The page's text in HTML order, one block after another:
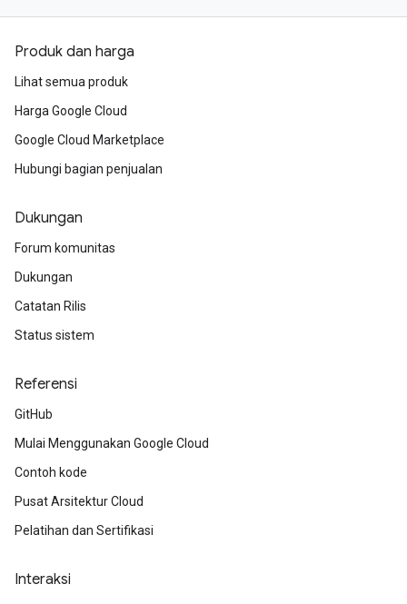
Produk dan harga
Lihat semua produk
Harga Google Cloud
Google Cloud Marketplace
Hubungi bagian penjualan
Dukungan
Forum komunitas
Dukungan
Catatan Rilis
Status sistem
Referensi
GitHub
Mulai Menggunakan Google Cloud
Contoh kode
Pusat Arsitektur Cloud
Pelatihan dan Sertifikasi
Interaksi